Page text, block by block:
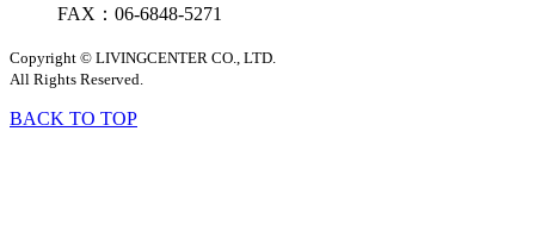
FAX：06-6848-5271
Copyright © LIVINGCENTER CO., LTD.
All Rights Reserved.
BACK TO TOP